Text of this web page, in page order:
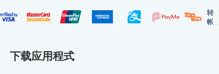
转
帐
下载应用程式